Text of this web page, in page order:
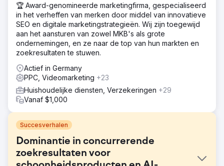
🏆 Award-genomineerde marketingfirma, gespecialiseerd
in het verheffen van merken door middel van innovatieve
SEO en digitale marketingstrategieën. Wij zijn toegewijd
aan het aansturen van zowel MKB's als grote
ondernemingen, en ze naar de top van hun markten en
zoekresultaten te stuwen.
Actief in Germany
PPC, Videomarketing +23
Huishoudelijke diensten, Verzekeringen +29
Vanaf $1,000
Succesverhalen
Dominantie in concurrerende
zoekresultaten voor